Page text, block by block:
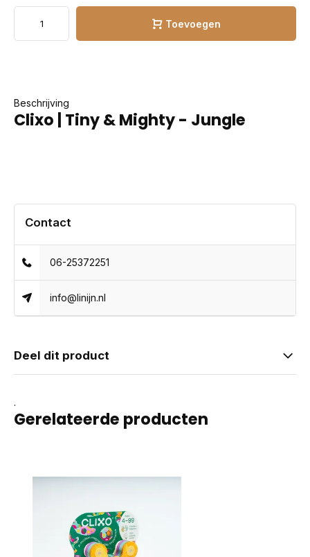
Toevoegen
Beschrijving
Clixo | Tiny & Mighty - Jungle
Contact
06-25372251
info@linijn.nl
Deel dit product
.
Gerelateerde producten